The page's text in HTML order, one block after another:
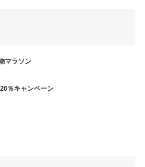
マラソン
％キャンペーン